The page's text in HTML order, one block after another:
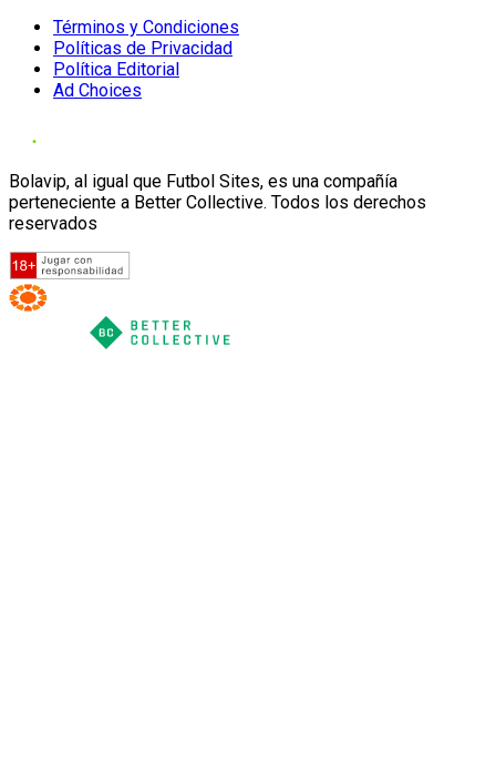
Términos y Condiciones
Políticas de Privacidad
Política Editorial
Ad Choices
Bolavip, al igual que Futbol Sites, es una compañía
perteneciente a Better Collective. Todos los derechos
reservados